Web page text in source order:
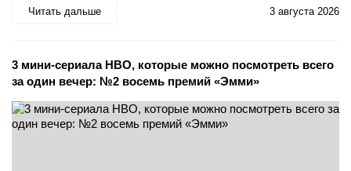
Читать дальше 3 августа 2026
3 мини-сериала HBO, которые можно посмотреть всего
за один вечер: №2 восемь премий «Эмми»